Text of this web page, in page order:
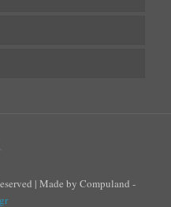
| Made by Compuland -